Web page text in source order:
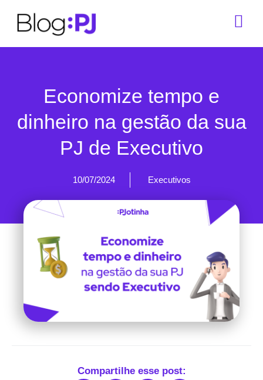
Economize tempo e
dinheiro na gestão da sua
PJ de Executivo
10/07/2024 Executivos
Compartilhe esse post: